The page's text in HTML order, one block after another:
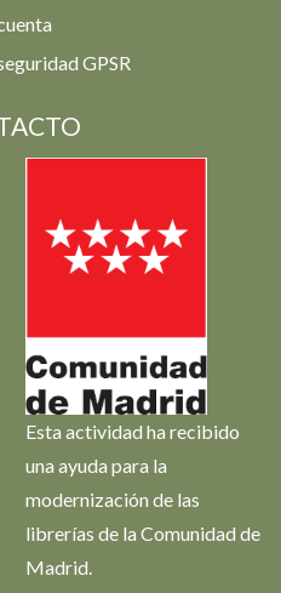
GPSR
Esta actividad ha recibido
una ayuda para la
modernización de las
librerías de la Comunidad de
Madrid.